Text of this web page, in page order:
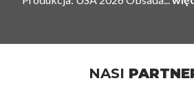
NASI